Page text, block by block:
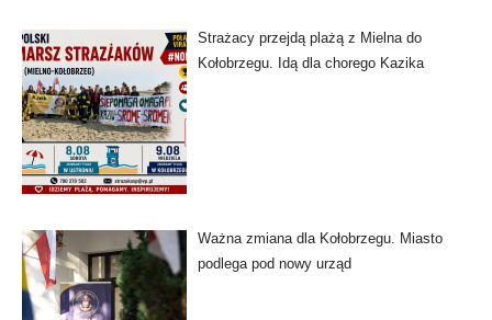
Strażacy przejdą plażą z Mielna do
Kołobrzegu. Idą dla chorego Kazika
Ważna zmiana dla Kołobrzegu. Miasto
podlega pod nowy urząd